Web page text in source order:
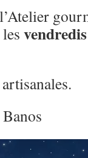
APPAREILS
ÉLECTRIQUES
ET